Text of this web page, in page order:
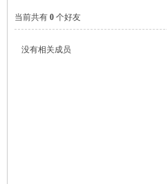
当前共有 0 个好友
没有相关成员